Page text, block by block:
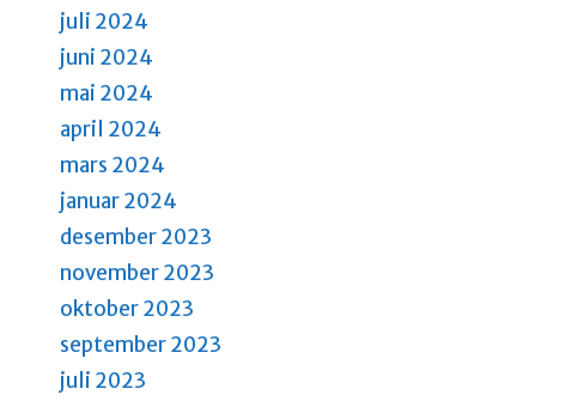
i
o
n
juli 2024
juni 2024
mai 2024
april 2024
mars 2024
januar 2024
desember 2023
november 2023
oktober 2023
september 2023
juli 2023